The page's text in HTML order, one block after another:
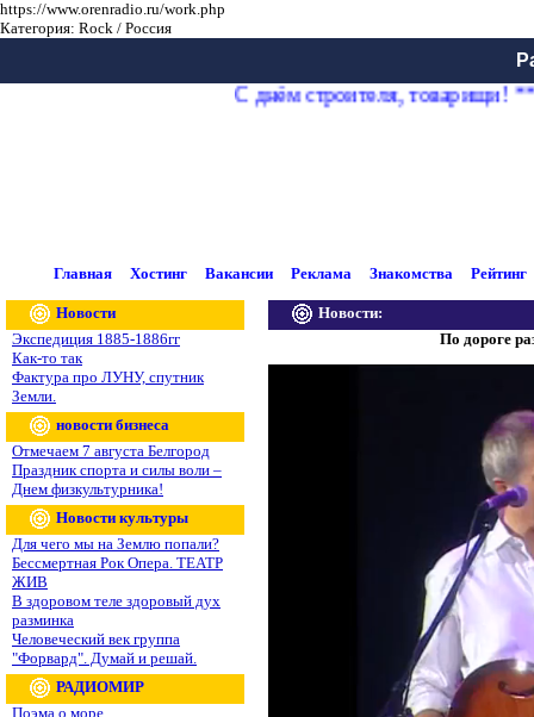
https://www.orenradio.ru/work.php
Категория: Rock / Россия
С днём строителя, товарищи!
Главная Хостинг Вакансии Реклама Знакомства Рейтинг
Новости
Экспедиция 1885-1886гг
Как-то так
Фактура про ЛУНУ, спутник
Земли.
новости бизнеса
Отмечаем 7 августа Белгород
Праздник спорта и силы воли –
Днем физкультурника!
Новости культуры
Для чего мы на Землю попали?
Бессмертная Рок Опера. ТЕАТР
ЖИВ
В здоровом теле здоровый дух
разминка
Человеческий век группа
"Форвард". Думай и решай.
РАДИОМИР
Поэма о море
Новости:
По дороге